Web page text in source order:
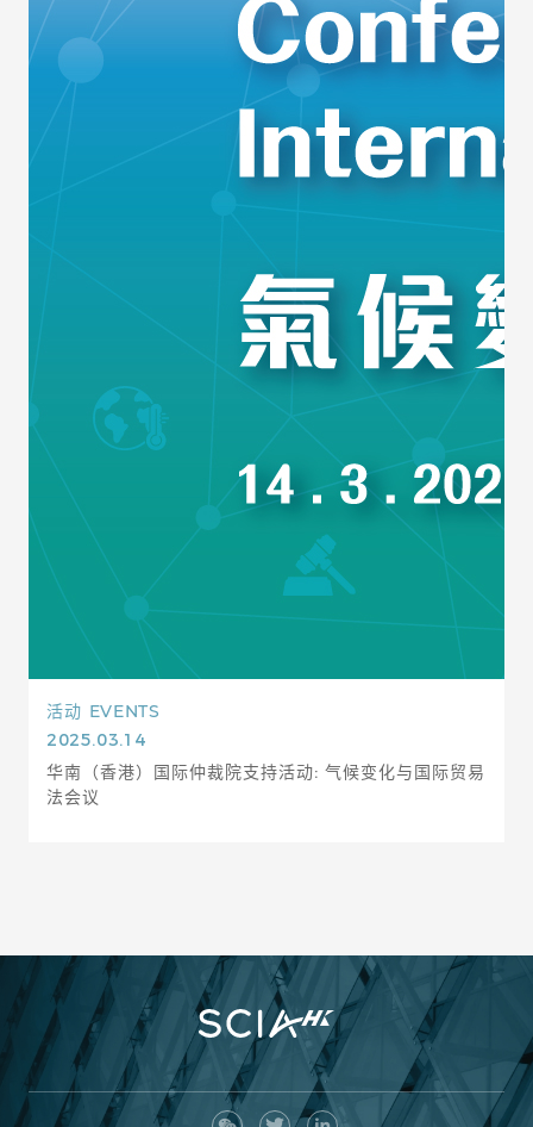
活动 EVENTS
2025.03.14
华南（香港）国际仲裁院支持活动: 气候变化与国际贸易
法会议